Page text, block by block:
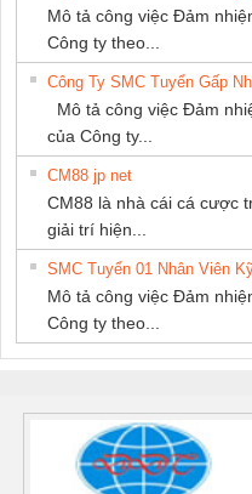
Mô tả công việc Đảm
Công ty theo...
Công Ty SMC Tuyển Gấp
Mô tả công việc Đảm
của Công ty...
CM88 jp net
CM88 là nhà cái cá cược
giải trí hiện...
SMC Tuyển 01 Nhân Viên
Mô tả công việc Đảm
Công ty theo...